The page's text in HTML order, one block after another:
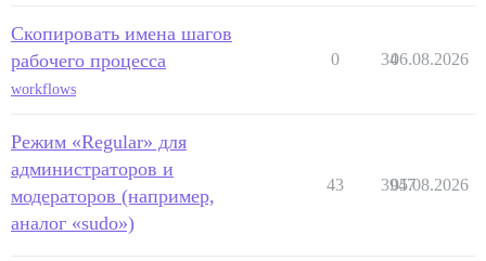
Скопировать имена шагов
рабочего процесса
workflows
0 3406.08.2026
Режим «Regular» для
администраторов и
модераторов (например,
аналог «sudo»)
43 3947
05.08.2026